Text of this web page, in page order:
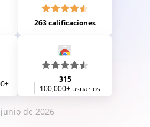
263 calificaciones
315
100,000+ usuarios
de 2026